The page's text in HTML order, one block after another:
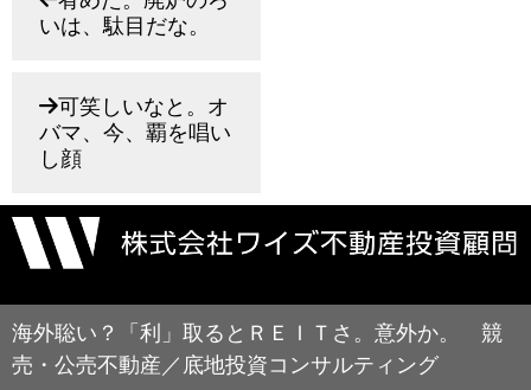
いは、駄目だな。
可笑しいなと。オ
バマ、今、覇を唱い
し顔
海外聡い？「利」取るとＲＥＩＴさ。意外か。 競
売・公売不動産／底地投資コンサルティング